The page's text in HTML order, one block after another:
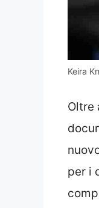
Keira
Oltre
per i